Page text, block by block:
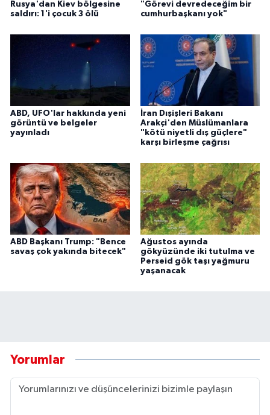
Rusya'dan Kiev bölgesine
saldırı: 1'i çocuk 3 ölü
"Görevi devredeceğim bir
cumhurbaşkanı yok"
ABD, UFO'lar hakkında yeni
görüntü ve belgeler
yayınladı
İran Dışişleri Bakanı
Arakçi'den Müslümanlara
"kötü niyetli dış güçlere"
karşı birleşme çağrısı
ABD Başkanı Trump: "Bence
savaş çok yakında bitecek"
Ağustos ayında
gökyüzünde iki tutulma ve
Perseid gök taşı yağmuru
yaşanacak
Yorumlar